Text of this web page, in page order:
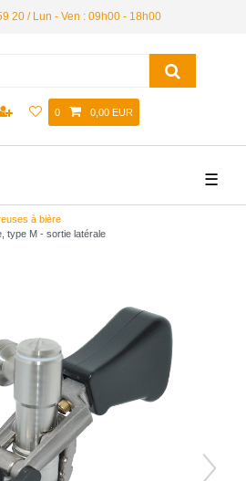
20 / Lun - Ven : 09h00 - 18h00
0 0,00 EUR
☰
à bière
type M - sortie latérale